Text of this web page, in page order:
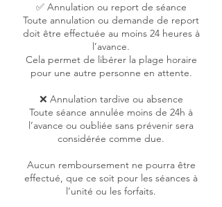
✅ Annulation ou report de séance
Toute annulation ou demande de report
doit être effectuée au moins 24 heures à
l’avance.
Cela permet de libérer la plage horaire
pour une autre personne en attente.
❌ Annulation tardive ou absence
Toute séance annulée moins de 24h à
l’avance ou oubliée sans prévenir sera
considérée comme due.
Aucun remboursement ne pourra être
effectué, que ce soit pour les séances à
l’unité ou les forfaits.